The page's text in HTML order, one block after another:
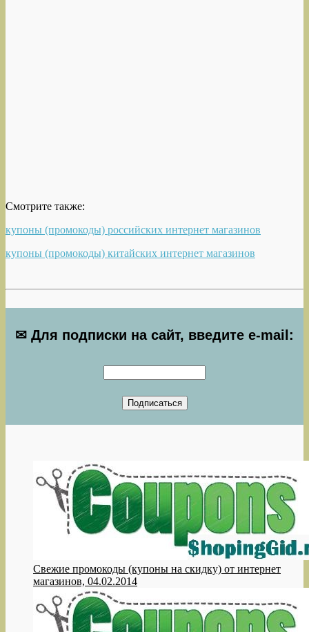
Смотрите также:
купоны (промокоды) российских интернет магазинов
купоны (промокоды) китайских интернет магазинов
✉ Для подписки на сайт, введите e-mail:
Свежие промокоды (купоны на скидку) от интернет
магазинов, 04.02.2014